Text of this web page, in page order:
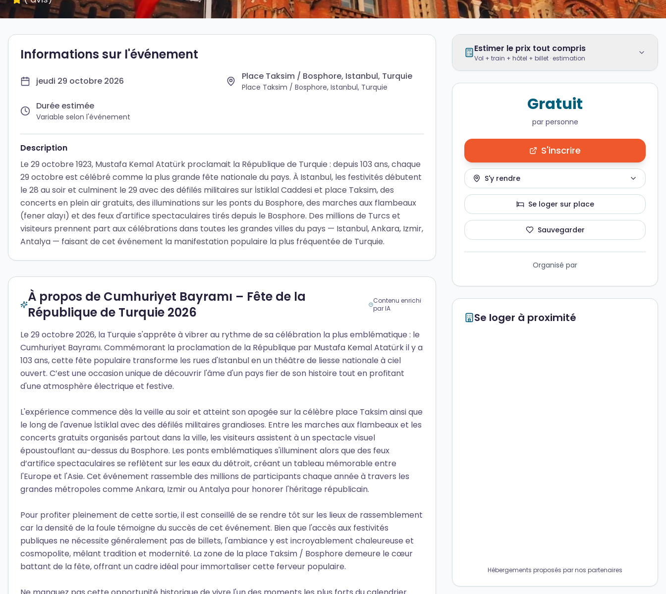
Informations sur l'événement
jeudi 29 octobre 2026 Place Taksim / Bosphore, Istanbul, Turquie
Place Taksim / Bosphore, Istanbul, Turquie
Durée estimée
Variable selon l'événement
Description
Le 29 octobre 1923, Mustafa Kemal Atatürk proclamait la République de Turquie : depuis 103 ans, chaque
29 octobre est célébré comme la plus grande fête nationale du pays. À Istanbul, les festivités débutent
le 28 au soir et culminent le 29 avec des défilés militaires sur İstiklal Caddesi et place Taksim, des
concerts en plein air gratuits, des illuminations sur les ponts du Bosphore, des marches aux flambeaux
(fener alayı) et des feux d'artifice spectaculaires tirés depuis le Bosphore. Des millions de Turcs et
visiteurs prennent part aux célébrations dans toutes les grandes villes du pays — Istanbul, Ankara, Izmir,
Antalya — faisant de cet événement la manifestation populaire la plus fréquentée de Turquie.
À propos de Cumhuriyet Bayramı – Fête de la
République de Turquie 2026
Contenu enrichi
par IA
Le 29 octobre 2026, la Turquie s'apprête à vibrer au rythme de sa célébration la plus emblématique : le
Cumhuriyet Bayramı. Commémorant la proclamation de la République par Mustafa Kemal Atatürk il y a
103 ans, cette fête populaire transforme les rues d'Istanbul en un théâtre de liesse nationale à ciel
ouvert. C’est une occasion unique de découvrir l'âme d'un pays fier de son histoire tout en profitant
d'une atmosphère électrique et festive.
L'expérience commence dès la veille au soir et atteint son apogée sur la célèbre place Taksim ainsi que
le long de l'avenue İstiklal avec des défilés militaires grandioses. Entre les marches aux flambeaux et les
concerts gratuits organisés partout dans la ville, les visiteurs assistent à un spectacle visuel
époustouflant au-dessus du Bosphore. Les ponts emblématiques s'illuminent alors que des feux
d’artifice spectaculaires se reflètent sur les eaux du détroit, créant un tableau mémorable entre
l'Europe et l'Asie. Cet événement rassemble des millions de participants chaque année à travers les
grandes métropoles comme Ankara, Izmir ou Antalya pour honorer l'héritage républicain.
Pour profiter pleinement de cette sortie, il est conseillé de se rendre tôt sur les lieux de rassemblement
car la densité de la foule témoigne du succès de cet événement. Bien que l'accès aux festivités
publiques ne nécessite généralement pas de billets, l'ambiance y est incroyablement chaleureuse et
cosmopolite, mêlant tradition et modernité. La zone de la place Taksim / Bosphore demeure le cœur
battant de la fête, offrant un cadre idéal pour immortaliser cette ferveur populaire.
Estimer le prix tout compris
Vol + train + hôtel + billet · estimation
Gratuit
par personne
S'inscrire
S'y rendre
Se loger sur place
Sauvegarder
Organisé par
Se loger à proximité
Hébergements proposés par nos partenaires